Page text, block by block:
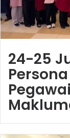
24-25